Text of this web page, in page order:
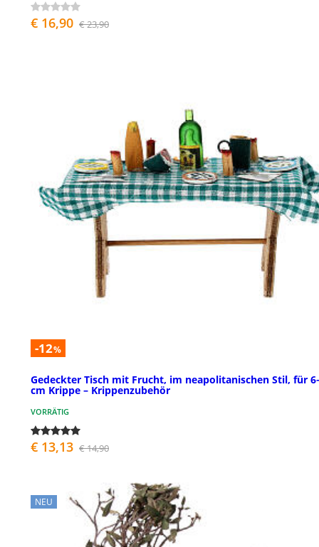
€ 16,90 € 23,90
-12%
Gedeckter Tisch mit Frucht, im neapolitanischen Stil, für
cm Krippe – Krippenzubehör
VORRÄTIG
€ 13,13 € 14,90
NEU